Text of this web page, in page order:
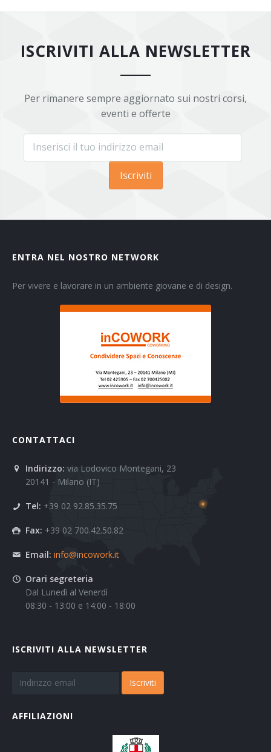
ISCRIVITI ALLA NEWSLETTER
Per rimanere sempre aggiornato sui nostri corsi,
eventi e offerte
Iscriviti
ENTRA NEL NOSTRO NETWORK
Per vivere e lavorare in un ambiente giovane e di design.
CONTATTACI
Indirizzo: via Lodovico Montegani, 23
20141 - Milano (IT)
Tel: +39 02 92.85.35.75
Fax: +39 02 700.42.50.82
Email: info@incowork.it
Orari segreteria
Dal Lunedì al Venerdì
08:30 - 13:00 e 14:00 - 18:00
ISCRIVITI ALLA NEWSLETTER
Iscriviti
AFFILIAZIONI